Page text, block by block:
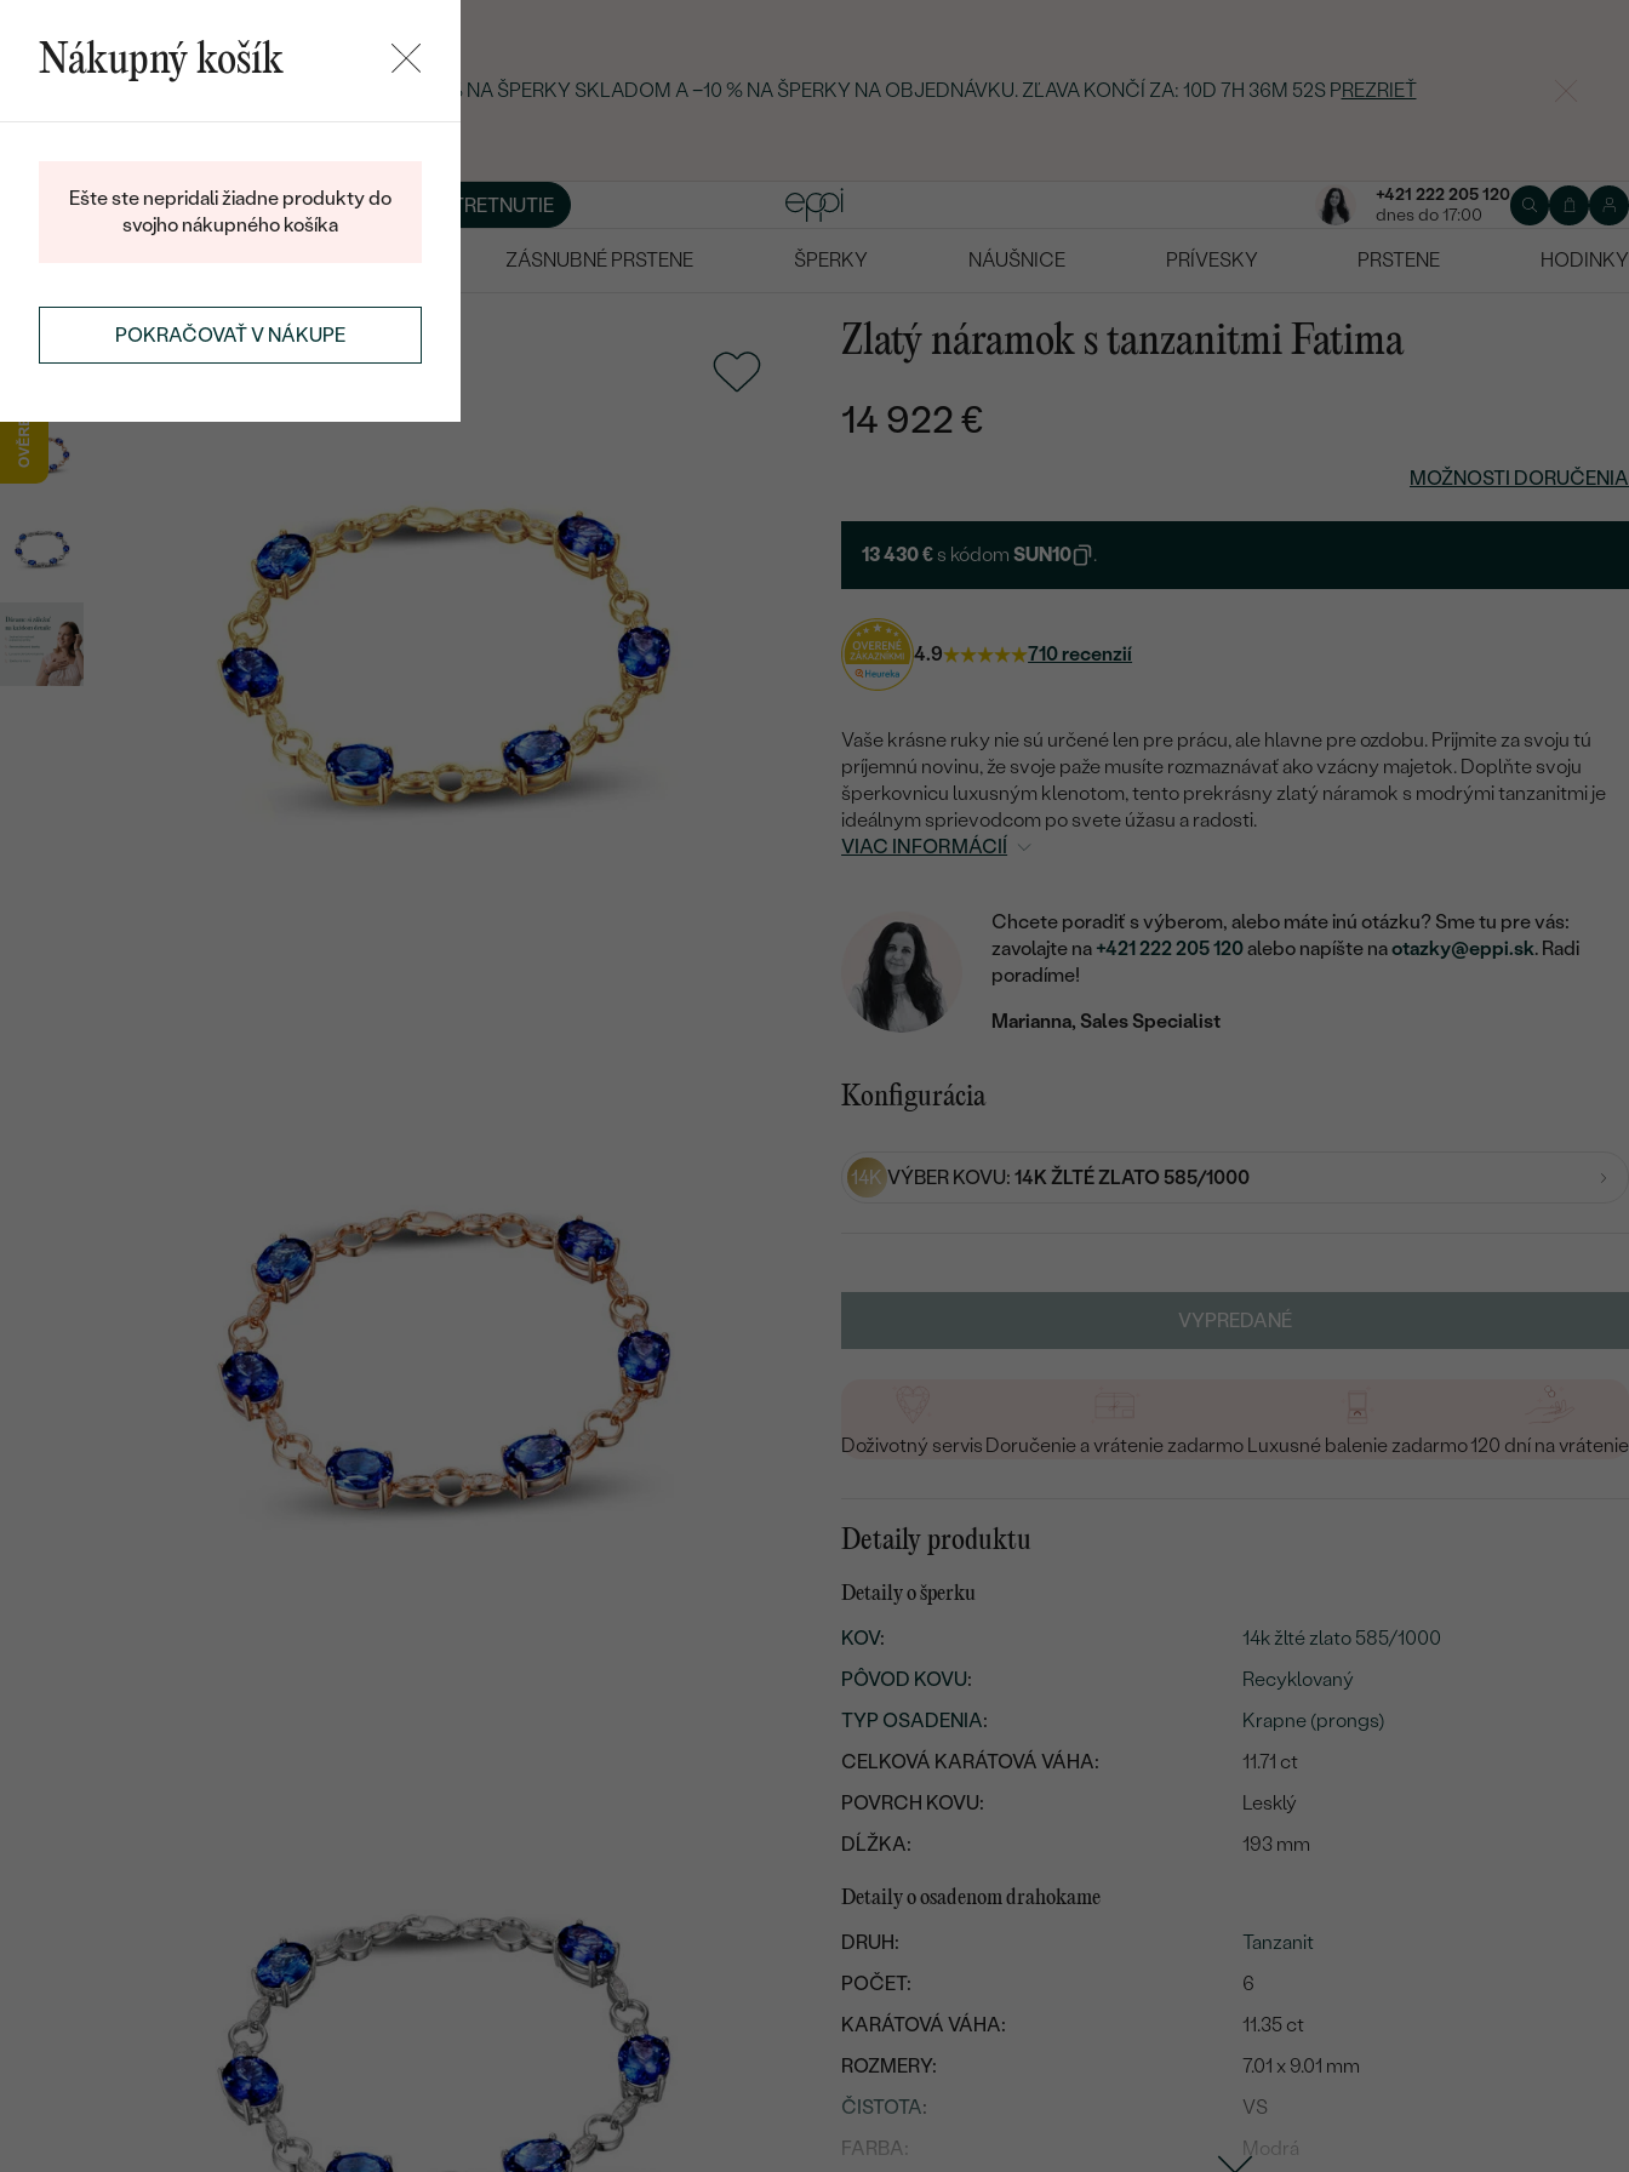
LETNÝ BLACK FRIDAY: −25 % NA ŠPERKY SKLADOM A −10 % NA ŠPERKY NA OBJEDNÁVKU. ZĽAVA KONČÍ ZA:10D 7H 36M 51SPREZRIEŤ
BLOGŠPERKY NA MIERU DOHODNÚŤ STRETNUTIE
+421 222 205 120
dnes do 17:00
ZÁSNUBNÉ PRSTENE ŠPERKY NÁUŠNICE PRÍVESKY PRSTENE
HODINKY
NÁRAMKYZLATÉ NÁRAMKY
Zlatý náramok s tanzanitmi Fatima
14 922 €
MOŽNOSTI DORUČENIA
13 430 € s kódomSUN10 .
4.9 710 recenzií
Vaše krásne ruky nie sú určené len pre prácu, ale hlavne pre ozdobu. Prijmite za svoju tú
príjemnú novinu, že svoje paže musíte rozmaznávať ako vzácny majetok. Doplňte svoju
šperkovnicu luxusným klenotom, tento prekrásny zlatý náramok s modrými tanzanitmi je
ideálnym sprievodcom po svete úžasu a radosti.
VIAC INFORMÁCIÍ
Chcete poradiť s výberom, alebo máte inú otázku? Sme tu pre vás:
zavolajte na +421 222 205 120alebo napíšte naotazky@eppi.sk. Radi
poradíme!
Marianna, Sales Specialist
Konfigurácia
14K VÝBER KOVU: 14K ŽLTÉ ZLATO 585/1000
VYPREDANÉ
Doživotný servis Doručenie a vrátenie zadarmo Luxusné balenie zadarmo120 dní na vrátenie
Detaily produktu
Detaily o šperku
KOV:
14k žlté zlato 585/1000
PÔVOD KOVU:
Recyklovaný
TYP OSADENIA:
Krapne (prongs)
CELKOVÁ KARÁTOVÁ VÁHA:
11.71 ct
POVRCH KOVU:
Lesklý
DĹŽKA:
193 mm
Detaily o osadenom drahokame
DRUH:
Tanzanit
POČET:
6
KARÁTOVÁ VÁHA:
11.35 ct
ROZMERY:
7.01 x 9.01 mm
ČISTOTA:
VS
FARBA:
Modrá
Nákupný košík
Ešte ste nepridali žiadne produkty do
svojho nákupného košíka
POKRAČOVAŤ V NÁKUPE